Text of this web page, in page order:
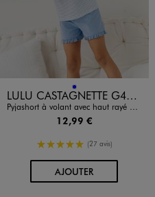
Disponible en 1 coloris
BLEU LULU CASTAGNETTE G4G D
Pyjashort à volant avec haut rayé fille - LuluCastagnette
12,99 €
5/5 de moyenne
(27 avis)
AJOUTERAU PANIER